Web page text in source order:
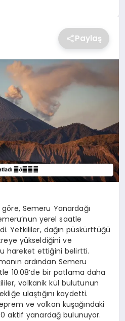
Paylaş
Semeru Yanardağı
yerel saatle
Yetkililer, dağın püskürttüğü
yükseldiğini ve
hareket ettiğini belirtti.
ardından Semeru
10.08’de bir patlama daha
volkanik kül bulutunun
ulaştığını kaydetti.
ve volkan kuşağındaki
aktif yanardağ bulunuyor.